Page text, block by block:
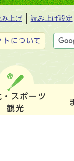
み上げ 読み上げ設定
について
・スポーツ
観光